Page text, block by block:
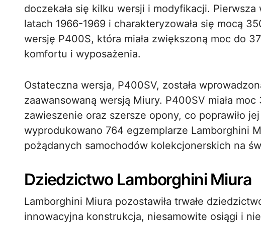
doczekała się kilku wersji i modyfikacji.
latach 1966-1969 i charakteryzowała się mocą
wersję P400S, która miała zwiększoną moc do
komfortu i wyposażenia.
Ostateczna wersja, P400SV, została
zaawansowaną wersją Miury. P400SV miała
zawieszenie oraz szersze opony, co poprawiło
wyprodukowano 764 egzemplarze Lamborghini
pożądanych samochodów kolekcjonerskich na
Dziedzictwo Lamborghini Miura
Lamborghini Miura pozostawiła trwałe
innowacyjna konstrukcja, niesamowite osiągi i